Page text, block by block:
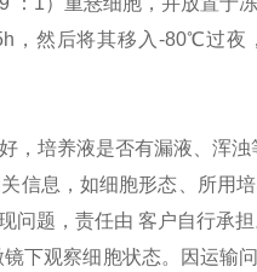
，然后将其移入-80℃过夜
，培养液是否有漏液、浑
信息，如细胞形态、所用
问题，责任由 客户自行承担
下观察细胞状态。因运输